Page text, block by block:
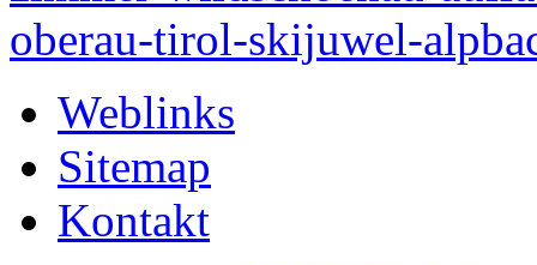
Weblinks
Sitemap
Kontakt